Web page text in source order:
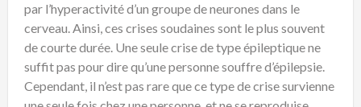
par l’hyperactivité d’un groupe deneurones dans le
cerveau. Ainsi, ces crises soudaines sont le plus souvent
de courte durée. Une seule crise de type épileptique ne
suffit pas pour dire qu’une personne souffre d’épilepsie.
Cependant, il n’est pas rare que ce type de crise survienne